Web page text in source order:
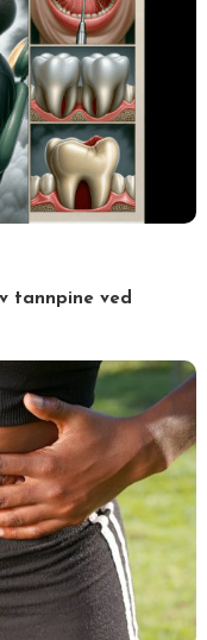
tannpine ved